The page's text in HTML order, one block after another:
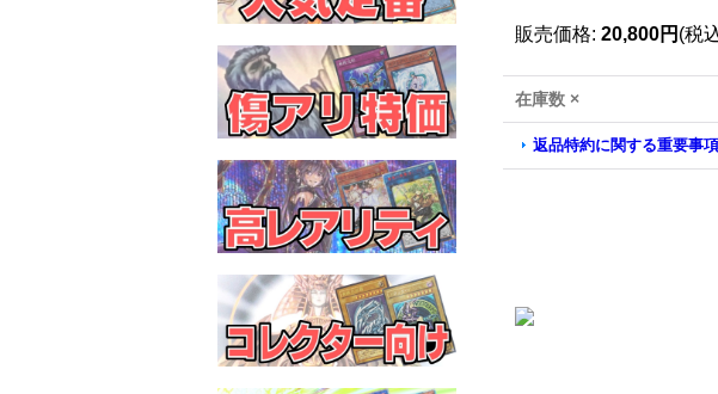
販売価格: 20,800円 (税
在庫数 ×
返品特約に関する重要事項